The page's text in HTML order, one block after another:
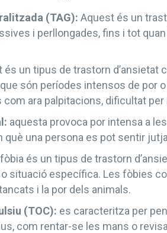
(TAG): Aquest és un
i perllongades, fins i tot quan
és un tipus de trastorn d’ansietat
són períodes intensos de por
ara palpitacions, dificultat per
aquesta provoca por intensa a
una persona es pot sentir
és un tipus de trastorn
o situació específica. Les fòbies
i la por dels animals.
(TOC): es caracteritza per
com rentar-se les mans o